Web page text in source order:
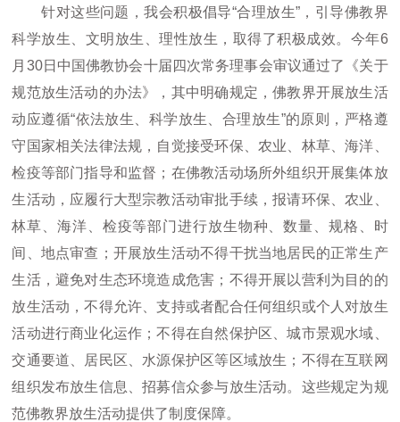
针对这些问题，我会积极倡导“合理放生”，引导佛教界
科学放生、文明放生、理性放生，取得了积极成效。今年6
月30日中国佛教协会十届四次常务理事会审议通过了《关于
规范放生活动的办法》，其中明确规定，佛教界开展放生活
动应遵循“依法放生、科学放生、合理放生”的原则，严格遵
守国家相关法律法规，自觉接受环保、农业、林草、海洋、
检疫等部门指导和监督；在佛教活动场所外组织开展集体放
生活动，应履行大型宗教活动审批手续，报请环保、农业、
林草、海洋、检疫等部门进行放生物种、数量、规格、时
间、地点审查；开展放生活动不得干扰当地居民的正常生产
生活，避免对生态环境造成危害；不得开展以营利为目的的
放生活动，不得允许、支持或者配合任何组织或个人对放生
活动进行商业化运作；不得在自然保护区、城市景观水域、
交通要道、居民区、水源保护区等区域放生；不得在互联网
组织发布放生信息、招募信众参与放生活动。这些规定为规
范佛教界放生活动提供了制度保障。